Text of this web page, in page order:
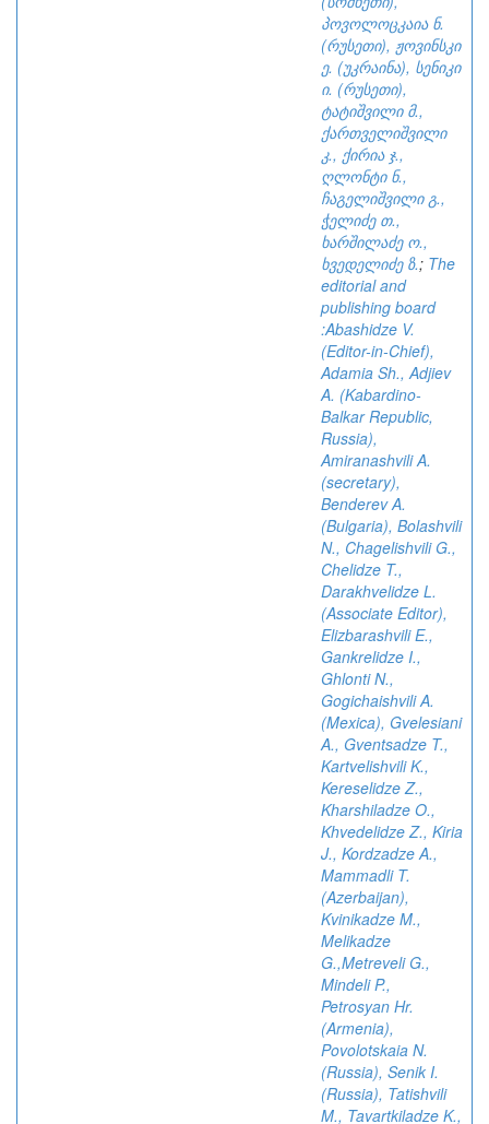
პოვოლოცკაია ნ.
(რუსეთი), ჟოვინსკი
ე. (უკრაინა), სენიკი
ი. (რუსეთი),
ტატიშვილი მ.,
ქართველიშვილი
კ., ქირია ჯ.,
ღლონტი ნ.,
ჩაგელიშვილი გ.,
ჭელიძე თ.,
ხარშილაძე ო.,
ხვედელიძე ზ.; The
editorial and
publishing board
:Abashidze V.
(Editor-in-Chief),
Adamia Sh., Adjiev
A. (Kabardino-
Balkar Republic,
Russia),
Amiranashvili A.
(secretary),
Benderev A.
(Bulgaria), Bolashvili
N., Chagelishvili G.,
Chelidze T.,
Darakhvelidze L.
(Associate Editor),
Elizbarashvili E.,
Gankrelidze I.,
Ghlonti N.,
Gogichaishvili A.
(Mexica), Gvelesiani
A., Gventsadze T.,
Kartvelishvili K.,
Kereselidze Z.,
Kharshiladze O.,
Khvedelidze Z., Kiria
J., Kordzadze A.,
Mammadli T.
(Azerbaijan),
Kvinikadze M.,
Melikadze
G.,Metreveli G.,
Mindeli P.,
Petrosyan Hr.
(Armenia),
Povolotskaia N.
(Russia), Senik I.
(Russia), Tatishvili
M., Tavartkiladze K.,